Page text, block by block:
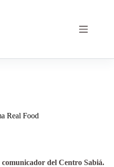
Real Food
del Centro Sabiá.